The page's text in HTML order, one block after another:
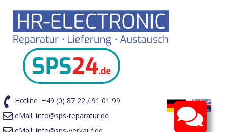
Hotline: +49 (0) 87 22 / 91 01 99
eMail: info@sps-reparatur.de